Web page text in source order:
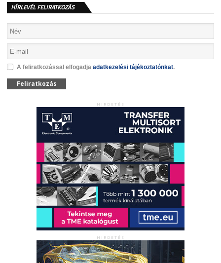
HÍRLEVÉL FELIRATKOZÁS
A feliratkozással elfogadja adatkezelési tájékoztatónkat.
Feliratkozás
HIRDETÉS
HIRDETÉS